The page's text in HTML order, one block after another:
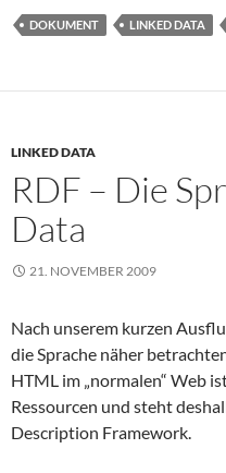
DOKUMENT LINKED DATA
LINKED DATA
RDF – Die
Data
21. NOVEMBER 2009
Nach unserem kurzen
die Sprache näher
HTML im „normalen“ Web
Ressourcen und steht
Description Framework.